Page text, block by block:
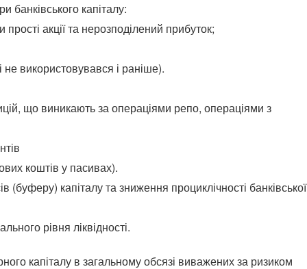
банківського капіталу:
акції та нерозподілений прибуток;
не використовувався і раніше).
що виникають за операціями репо, операціями з
коштів у пасивах).
капіталу та зниження проциклічності банківської
рівня ліквідності.
капіталу в загальному обсязі виважених за ризиком